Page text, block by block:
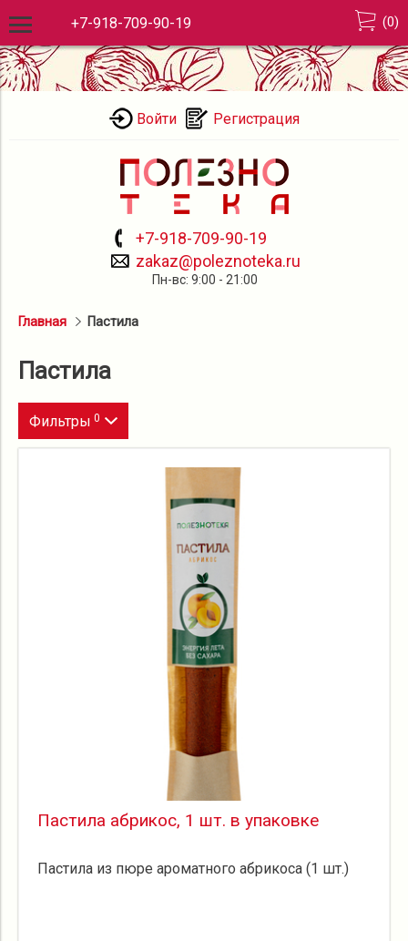
+7-918-709-90-19 (0)
Войти Регистрация
+7-918-709-90-19
zakaz@poleznoteka.ru
Пн-вс: 9:00 - 21:00
Главная Пастила
Пастила
Фильтры 0
Пастила абрикос, 1 шт. в упаковке
Пастила из пюре ароматного абрикоса (1 шт.)